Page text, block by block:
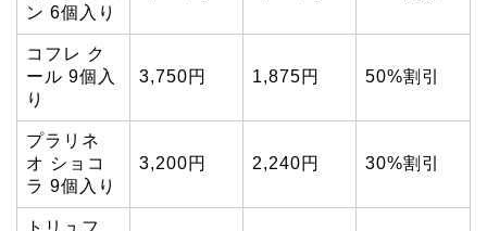
ン 6個入り
コフレ ク
ール 9個入
り
3,750円 1,875円 50%割引
プラリネ
オ ショコ
ラ 9個入り
3,200円 2,240円 30%割引
トリュフ